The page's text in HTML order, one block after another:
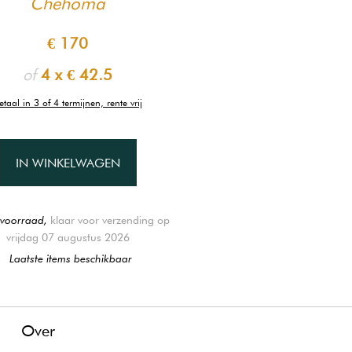
€ 170
of4 x € 42.5
in 3 of 4 termijnen, rente vrij
IN WINKELWAGEN
klaar voor verzending op
vrijdag 07 augustus 2026
Laatste items beschikbaar
Over